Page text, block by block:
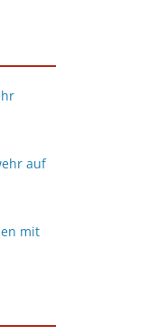
auf
mit